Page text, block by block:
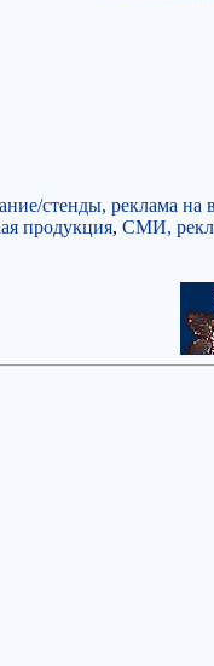
стенды, реклама на
продукция, СМИ,